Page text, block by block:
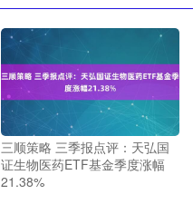
三顺策略 三季报点评：天弘国
证生物医药ETF基金季度涨幅
21.38%